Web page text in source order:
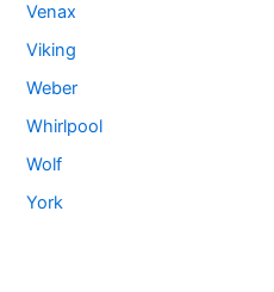
Venax
Viking
Weber
Whirlpool
Wolf
York